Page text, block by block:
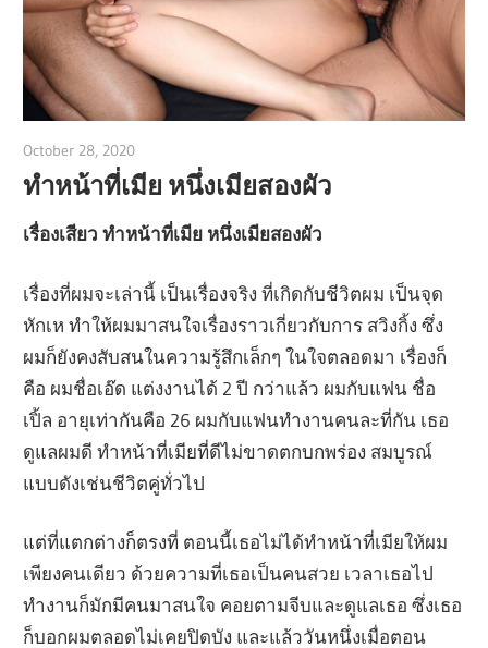
October 28, 2020
ทำหน้าที่เมีย หนึ่งเมียสองผัว
เรื่องเสียว ทำหน้าที่เมีย หนึ่งเมียสองผัว
เรื่องที่ผมจะเล่านี้ เป็นเรื่องจริง ที่เกิดกับชีวิตผม เป็นจุด
หักเห ทำให้ผมมาสนใจเรื่องราวเกี่ยวกับการ สวิงกิ้ง ซึ่ง
ผมก็ยังคงสับสนในความรู้สึกเล็กๆ ในใจตลอดมา เรื่องก็
คือ ผมชื่อเอ๊ด แต่งงานได้ 2 ปี กว่าแล้ว ผมกับแฟน ชื่อ
เปิ้ล อายุเท่ากันคือ 26 ผมกับแฟนทำงานคนละที่กัน เธอ
ดูแลผมดี ทำหน้าที่เมียที่ดีไม่ขาดตกบกพร่อง สมบูรณ์
แบบดังเช่นชีวิตคู่ทั่วไป
แต่ที่แตกต่างก็ตรงที่ ตอนนี้เธอไม่ได้ทำหน้าที่เมียให้ผม
เพียงคนเดียว ด้วยความที่เธอเป็นคนสวย เวลาเธอไป
ทำงานก็มักมีคนมาสนใจ คอยตามจีบและดูแลเธอ ซึ่งเธอ
ก็บอกผมตลอดไม่เคยปิดบัง และแล้ววันหนึ่งเมื่อตอน